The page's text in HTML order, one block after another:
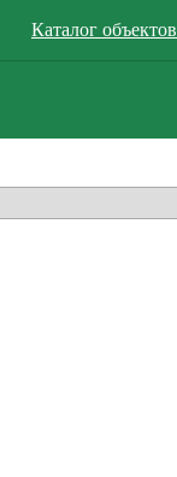
Каталог объектов